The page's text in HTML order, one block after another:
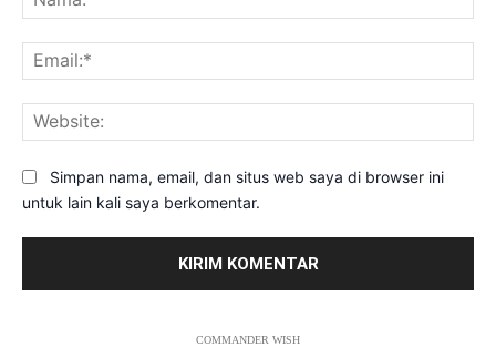
Simpan nama, email, dan situs web saya di browser ini
untuk lain kali saya berkomentar.
COMMANDER WISH